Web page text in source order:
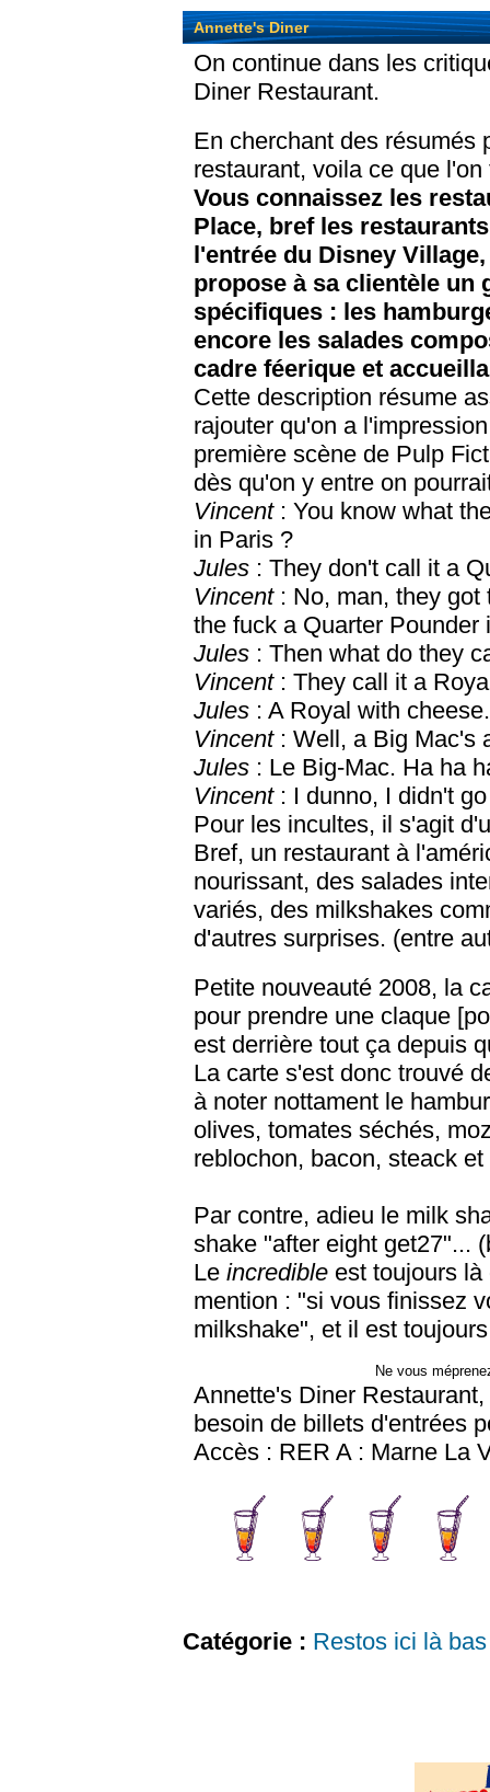
Annette's Diner
On continue dans les
Diner Restaurant.
En cherchant des résumés
restaurant, voila ce que l'on
Vous connaissez les
Place, bref les
l'entrée du Disney
propose à sa clientèle un
spécifiques : les
encore les salades
cadre féerique et
Cette description résume
rajouter qu'on a
première scène de Pulp
dès qu'on y entre on
Vincent : You know what
in Paris ?
Jules : They don't call it a
Vincent : No, man, they
the fuck a Quarter Pounder
Jules : Then what do they
Vincent : They call it a
Jules : A Royal with
Vincent : Well, a Big Mac's
Jules : Le Big-Mac. Ha ha
Vincent : I dunno, I didn't
Pour les incultes, il s'agit
Bref, un restaurant à
nourissant, des salades
variés, des milkshakes
d'autres surprises. (entre
Petite nouveauté 2008, la
pour prendre une claque
est derrière tout ça depuis
La carte s'est donc trouvé
à noter nottament le
olives, tomates séchés,
reblochon, bacon, steack
Par contre, adieu le milk
shake "after eight get27"...
Le incredible est toujours
mention : "si vous finissez
milkshake", et il est
Ne vous
Annette's Diner
besoin de billets d'entrées
Accès : RER A : Marne La
Catégorie : Restos ici là bas